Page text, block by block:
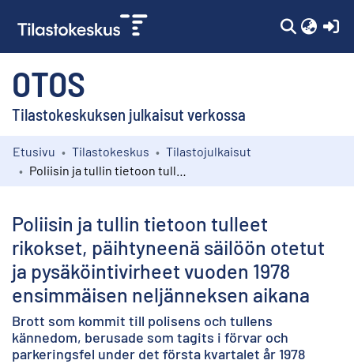
OTOS
Tilastokeskuksen julkaisut verkossa
Kokoelmat
Etusivu Tilastokeskus
Tilastojulkaisut
Poliisin ja tullin tietoon tulleet
rikokset, päihtyneenä säilöön otetut
ja pysäköintivirheet vuoden 1978
ensimmäisen neljänneksen aikana
Brott som kommit till polisens och tullens
kännedom, berusade som tagits i förvar och
parkeringsfel under det första kvartalet år 1978